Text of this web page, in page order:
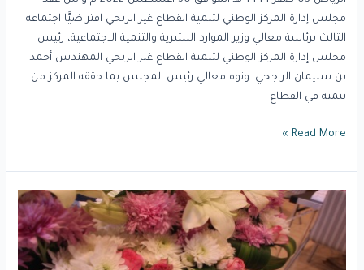
مجلس إدارة المركز الوطني لتنمية القطاع غير الربحي افتراضيًّا اجتماعه
الثالث برئاسة معالي وزير الموارد البشرية والتنمية الاجتماعية، رئيس
مجلس إدارة المركز الوطني لتنمية القطاع غير الربحي المهندس أحمد
بن سليمان الراجحي. ونوه معالي رئيس المجلس بما حققه المركز من
تنمية في القطاع
Read More »
بالتعاون
مع
وكالة
القطاع